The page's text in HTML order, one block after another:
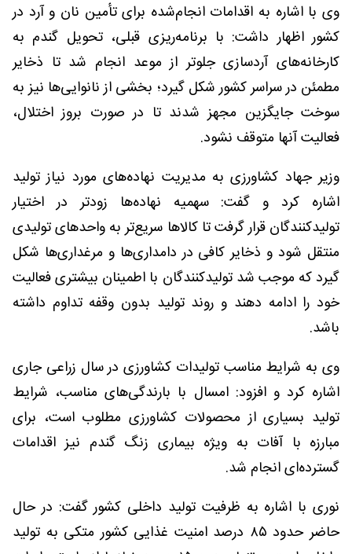
وی با اشاره به اقدامات انجام‌شده برای تأمین نان و آرد در
کشور اظهار داشت: با برنامه‌ریزی قبلی، تحویل گندم به
کارخانه‌های آردسازی جلوتر از موعد انجام شد تا ذخایر
مطمئن در سراسر کشور شکل گیرد؛ بخشی از نانوایی‌ها نیز به
سوخت جایگزین مجهز شدند تا در صورت بروز اختلال،
فعالیت آنها متوقف نشود.
وزیر جهاد کشاورزی به مدیریت نهاده‌های مورد نیاز تولید
اشاره کرد و گفت: سهمیه نهاده‌ها زودتر در اختیار
تولیدکنندگان قرار گرفت تا کالاها سریع‌تر به واحدهای تولیدی
منتقل شود و ذخایر کافی در دامداری‌ها و مرغداری‌ها شکل
گیرد که موجب شد تولیدکنندگان با اطمینان بیشتری فعالیت
خود را ادامه دهند و روند تولید بدون وقفه تداوم داشته
باشد.
وی به شرایط مناسب تولیدات کشاورزی در سال زراعی جاری
اشاره کرد و افزود: امسال با بارندگی‌های مناسب، شرایط
تولید بسیاری از محصولات کشاورزی مطلوب است، برای
مبارزه با آفات به ویژه بیماری زنگ گندم نیز اقدامات
گسترده‌ای انجام شد.
نوری با اشاره به ظرفیت تولید داخلی کشور گفت: در حال
حاضر حدود ۸۵ درصد امنیت غذایی کشور متکی به تولید